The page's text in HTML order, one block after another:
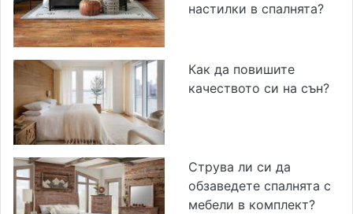
настилки в спалнята?
Как да повишите
качеството си на сън?
Струва ли си да
обзаведете спалнята с
мебели в комплект?